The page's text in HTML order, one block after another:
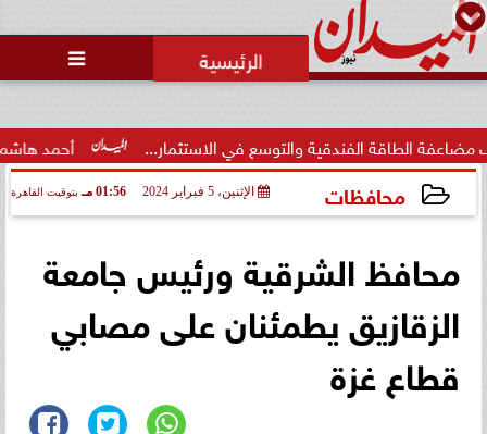

أحمد هاشم: الإعلام الفندقية والتوسع في الاستثمار...
محافظات الإثنين، 5 فبراير 2024 01:56 مـ بتوقيت القاهرة
محافظ الشرقية ورئيس جامعة
الزقازيق يطمئنان على مصابي
قطاع غزة